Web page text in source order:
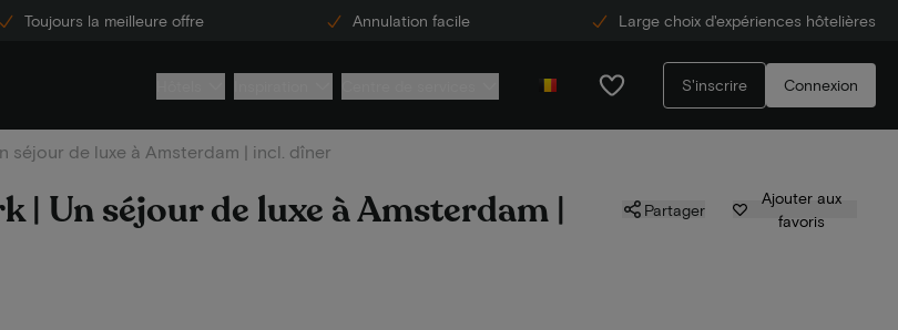
Toujours la meilleure offre Annulation facile Large choix d'expériences hôtelières
S'inscrire Connexion
séjour de luxe à Amsterdam | incl. dîner
Un séjour de luxe à Amsterdam | Partager
Ajouter aux
favoris